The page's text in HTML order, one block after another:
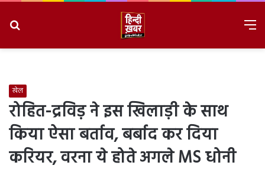
खेल
रोहित-द्रविड़ ने इस खिलाड़ी के साथ
किया ऐसा बर्ताव, बर्बाद कर दिया
करियर, वरना ये होते अगले MS धोनी